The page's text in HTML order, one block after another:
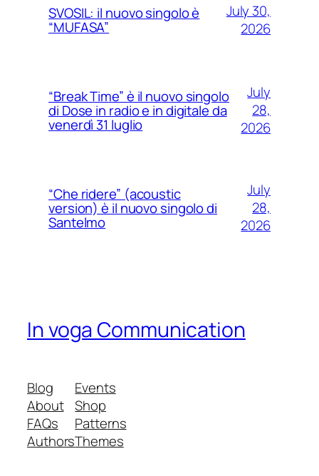
SVOSIL: il nuovo singolo è
“MUFASA”
July 30,
2026
“Break Time” è il nuovo singolo
di Dose in radio e in digitale da
venerdì 31 luglio
July
28,
2026
“Che ridere” (acoustic
version) è il nuovo singolo di
Santelmo
July
28,
2026
In voga Communication
Blog
About
FAQs
Authors
Events
Shop
Patterns
Themes